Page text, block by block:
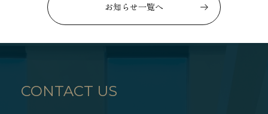
お知らせ一覧へ
CONTACT US